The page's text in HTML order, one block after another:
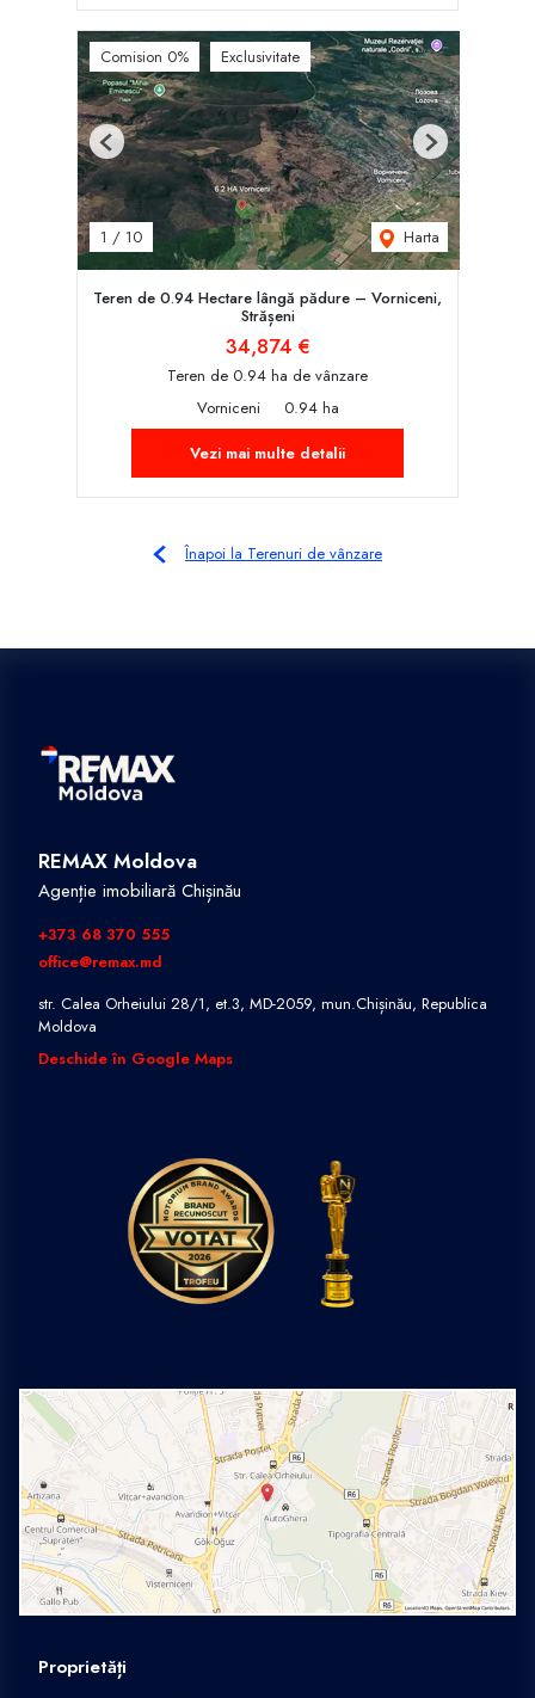
Comision 0% Exclusivitate
1 / 10 Harta
Previous Next
Teren de 0.94 Hectare lângă pădure – Vorniceni,
Strășeni
34,874 €
Teren de 0.94 ha de vânzare
Vorniceni
0.94 ha
Vezi mai multe detalii
Înapoi la Terenuri de vânzare
REMAX Moldova
Agenție imobiliară Chișinău
+373 68 370 555
office@remax.md
str. Calea Orheiului 28/1, et.3, MD-2059, mun.Chișinău, Republica
Moldova
Deschide în Google Maps
Proprietăți